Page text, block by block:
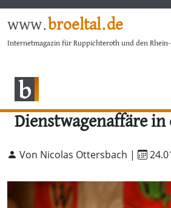
www.broeltal.de
Internetmagazin für Ruppichteroth und den Rhein-
Dienstwagenaffäre in
Von Nicolas Ottersbach |